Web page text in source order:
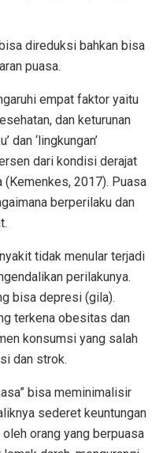
direduksi bahkan bisa
puasa.
empat faktor yaitu
dan keturunan
dan ‘lingkungan’
dari kondisi derajat
2017). Puasa
berperilaku dan
tidak menular terjadi
perilakunya.
bisa depresi (gila).
terkena obesitas dan
konsumsi yang salah
dan strok.
bisa meminimalisir
sederet keuntungan
orang yang berpuasa